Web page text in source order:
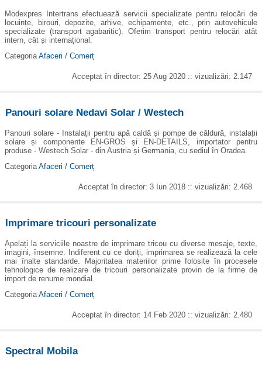
Modexpres Intertrans efectuează servicii specializate pentru relocări de
locuințe, birouri, depozite, arhive, echipamente, etc., prin autovehicule
specializate (transport agabaritic). Oferim transport pentru relocări atât
intern, cât și internațional.
Categoria Afaceri / Comerț
Acceptat în director: 25 Aug 2020 :: vizualizări: 2.147
Panouri solare Nedavi Solar / Westech
Panouri solare - Instalații pentru apă caldă și pompe de căldură, instalații
solare și componente EN-GROS și EN-DETAILS, importator pentru
produse - Westech Solar - din Austria și Germania, cu sediul în Oradea.
Categoria Afaceri / Comerț
Acceptat în director: 3 Iun 2018 :: vizualizări: 2.468
Imprimare tricouri personalizate
Apelați la serviciile noastre de imprimare tricou cu diverse mesaje, texte,
imagini, însemne. Indiferent cu ce doriți, imprimarea se realizează la cele
mai înalte standarde. Majoritatea materiilor prime folosite în procesele
tehnologice de realizare de tricouri personalizate provin de la firme de
import de renume mondial.
Categoria Afaceri / Comerț
Acceptat în director: 14 Feb 2020 :: vizualizări: 2.480
Spectral Mobila